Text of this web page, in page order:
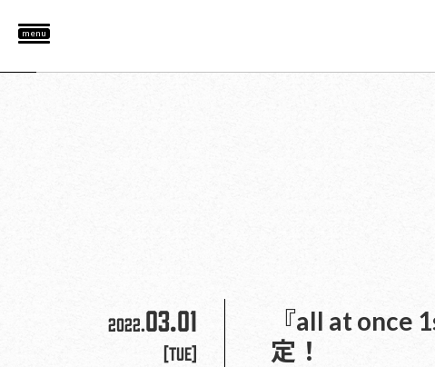
menu
2022.03.01
[Tue]
『all at once
定！